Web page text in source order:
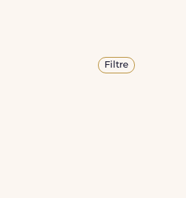
Filtre